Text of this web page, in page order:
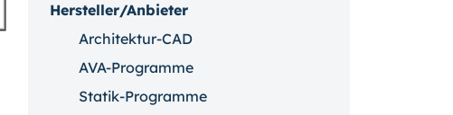
Hersteller/Anbieter
Architektur-CAD
AVA-Programme
Statik-Programme